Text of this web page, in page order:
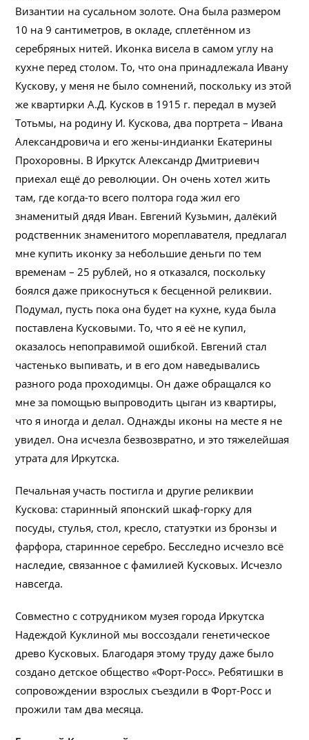
Византии на сусальном золоте. Она была размером
10 на 9 сантиметров, в окладе, сплетённом из
серебряных нитей. Иконка висела в самом углу на
кухне перед столом. То, что она принадлежала Ивану
Кускову, у меня не было сомнений, поскольку из этой
же квартирки А.Д. Кусков в 1915 г. передал в музей
Тотьмы, на родину И. Кускова, два портрета – Ивана
Александровича и его жены-индианки Екатерины
Прохоровны. В Иркутск Александр Дмитриевич
приехал ещё до революции. Он очень хотел жить
там, где когда-то всего полтора года жил его
знаменитый дядя Иван. Евгений Кузьмин, далёкий
родственник знаменитого мореплавателя, предлагал
мне купить иконку за небольшие деньги по тем
временам – 25 рублей, но я отказался, поскольку
боялся даже прикоснуться к бесценной реликвии.
Подумал, пусть пока она будет на кухне, куда была
поставлена Кусковыми. То, что я её не купил,
оказалось непоправимой ошибкой. Евгений стал
частенько выпивать, и в его дом наведывались
разного рода проходимцы. Он даже обращался ко
мне за помощью выпроводить цыган из квартиры,
что я иногда и делал. Однажды иконы на месте я не
увидел. Она исчезла безвозвратно, и это тяжелейшая
утрата для Иркутска.
Печальная участь постигла и другие реликвии
Кускова: старинный японский шкаф-горку для
посуды, стулья, стол, кресло, статуэтки из бронзы и
фарфора, старинное серебро. Бесследно исчезло всё
наследие, связанное с фамилией Кусковых. Исчезло
навсегда.
Совместно с сотрудником музея города Иркутска
Надеждой Куклиной мы воссоздали генетическое
древо Кусковых. Благодаря этому труду даже было
создано детское общество «Форт-Росс». Ребятишки в
сопровождении взрослых съездили в Форт-Росс и
прожили там два месяца.